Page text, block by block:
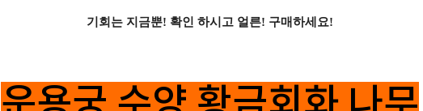
기회는 지금뿐! 확인 하시고 얼른! 구매하세요!